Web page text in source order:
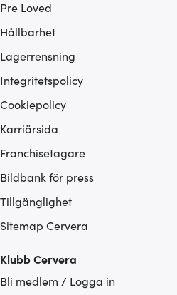
Pre Loved
Hållbarhet
Lagerrensning
Integritetspolicy
Cookiepolicy
Karriärsida
Franchisetagare
Bildbank för press
Tillgänglighet
Sitemap Cervera
Klubb Cervera
Bli medlem / Logga in